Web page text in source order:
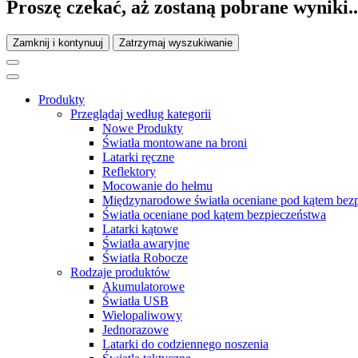
Proszę czekać, aż zostaną pobrane
Zamknij i kontynuuj Zatrzymaj wyszukiwanie
Produkty
Przeglądaj według kategorii
Nowe Produkty
Światła montowane na broni
Latarki ręczne
Reflektory
Mocowanie do hełmu
Międzynarodowe światła oceniane pod kątem
Światła oceniane pod kątem bezpieczeństwa
Latarki kątowe
Światła awaryjne
Światła Robocze
Rodzaje produktów
Akumulatorowe
Światła USB
Wielopaliwowy
Jednorazowe
Latarki do codziennego noszenia